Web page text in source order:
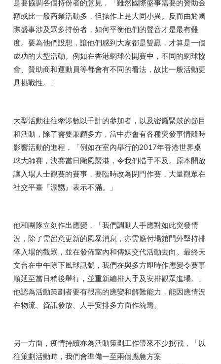
是要協調各個持份者的意見，「雖然國際盛事需要的贊助金
額或比一般商業活動多，但操作上是大同小異。反而由於國
際盛事涉及眾多持份者，如何平衡他們的聲音才是最有難
度。要為他們設想，讓他們感到大家都是雙贏，才算是一個
成功的大型活動。例如在香港網球公開賽中，不同的網球協
會、贊助商和運動員等都會有不同的看法，故比一般活動更
具挑戰性。」
大型活動往往牽涉數以千計的參加者，以及密鑼緊鼓的節目
和活動，除了需要兼顧多方，當中亦會有各種突發事情隨時
影響活動的進程，「例如在室內舉行的2017年香港世界桌
球大師賽，決賽當日颱風襲港，令我們措手不及。原本開放
讓入場人士觀賽的賽事，要臨時改為閉門作賽，大量觀眾在
社交平臺『派嬲』表示不滿。」
他和團隊立刻作出應變，「我們調動人手應對如此突發情
況，除了需留意更新的風暴消息，亦需應付場館門外堅持排
隊入場的觀眾，並在發佈室內和傳媒交代活動去向。最終天
文台在中午除下風球訊號，我們在與多方即時作應變令賽事
順延至當日稍後舉行，並重新編排人手及安排觀眾進場。」
他認為活動策劃者要有很高的應變和解難能力，能因應情況
在物流、資訊發放、人手安排多方面作統籌。
另一方面，疫情持續亦為活動策劃工作帶來不少挑戰，「以
往策劃活動時，我們會準備一至兩個應急方案